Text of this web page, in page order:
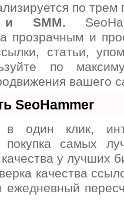
по трем
SMM.
прозрачным и
статьи,
по
вашего
SeoHammer
один клик,
покупка самых
у лучших
качества
ежедневный